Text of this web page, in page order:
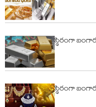
స్థిరంగా
స్థిరంగా